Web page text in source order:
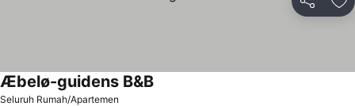
Bagikan
Seluruh Rumah/Apartemen
Æbelø-guidens B&BLihat harga